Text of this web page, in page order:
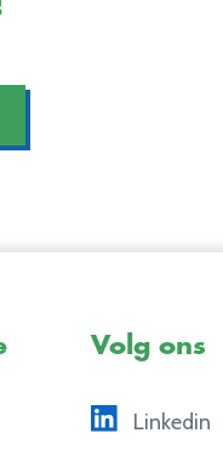
Volg ons
Linkedin